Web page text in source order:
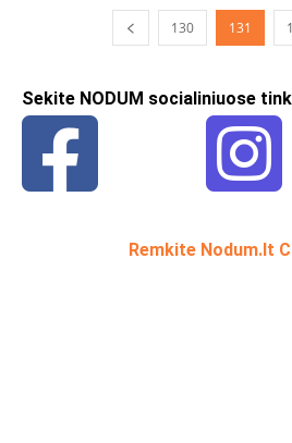
130 131
Sekite NODUM socialiniuose
Remkite Nodum.lt